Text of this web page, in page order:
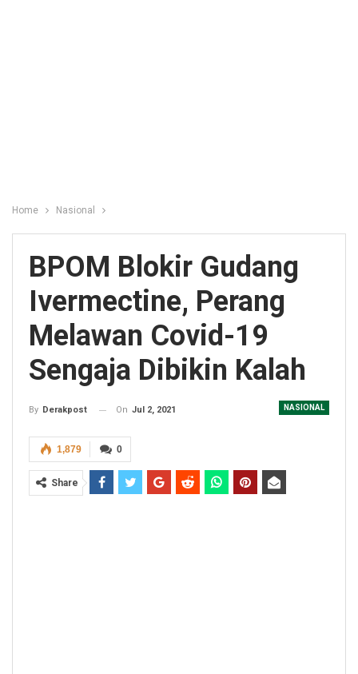
Home Nasional
BPOM Blokir Gudang
Ivermectine, Perang
Melawan Covid-19
Sengaja Dibikin Kalah
NASIONAL
By Derakpost On Jul 2, 2021
0
1,879
Share